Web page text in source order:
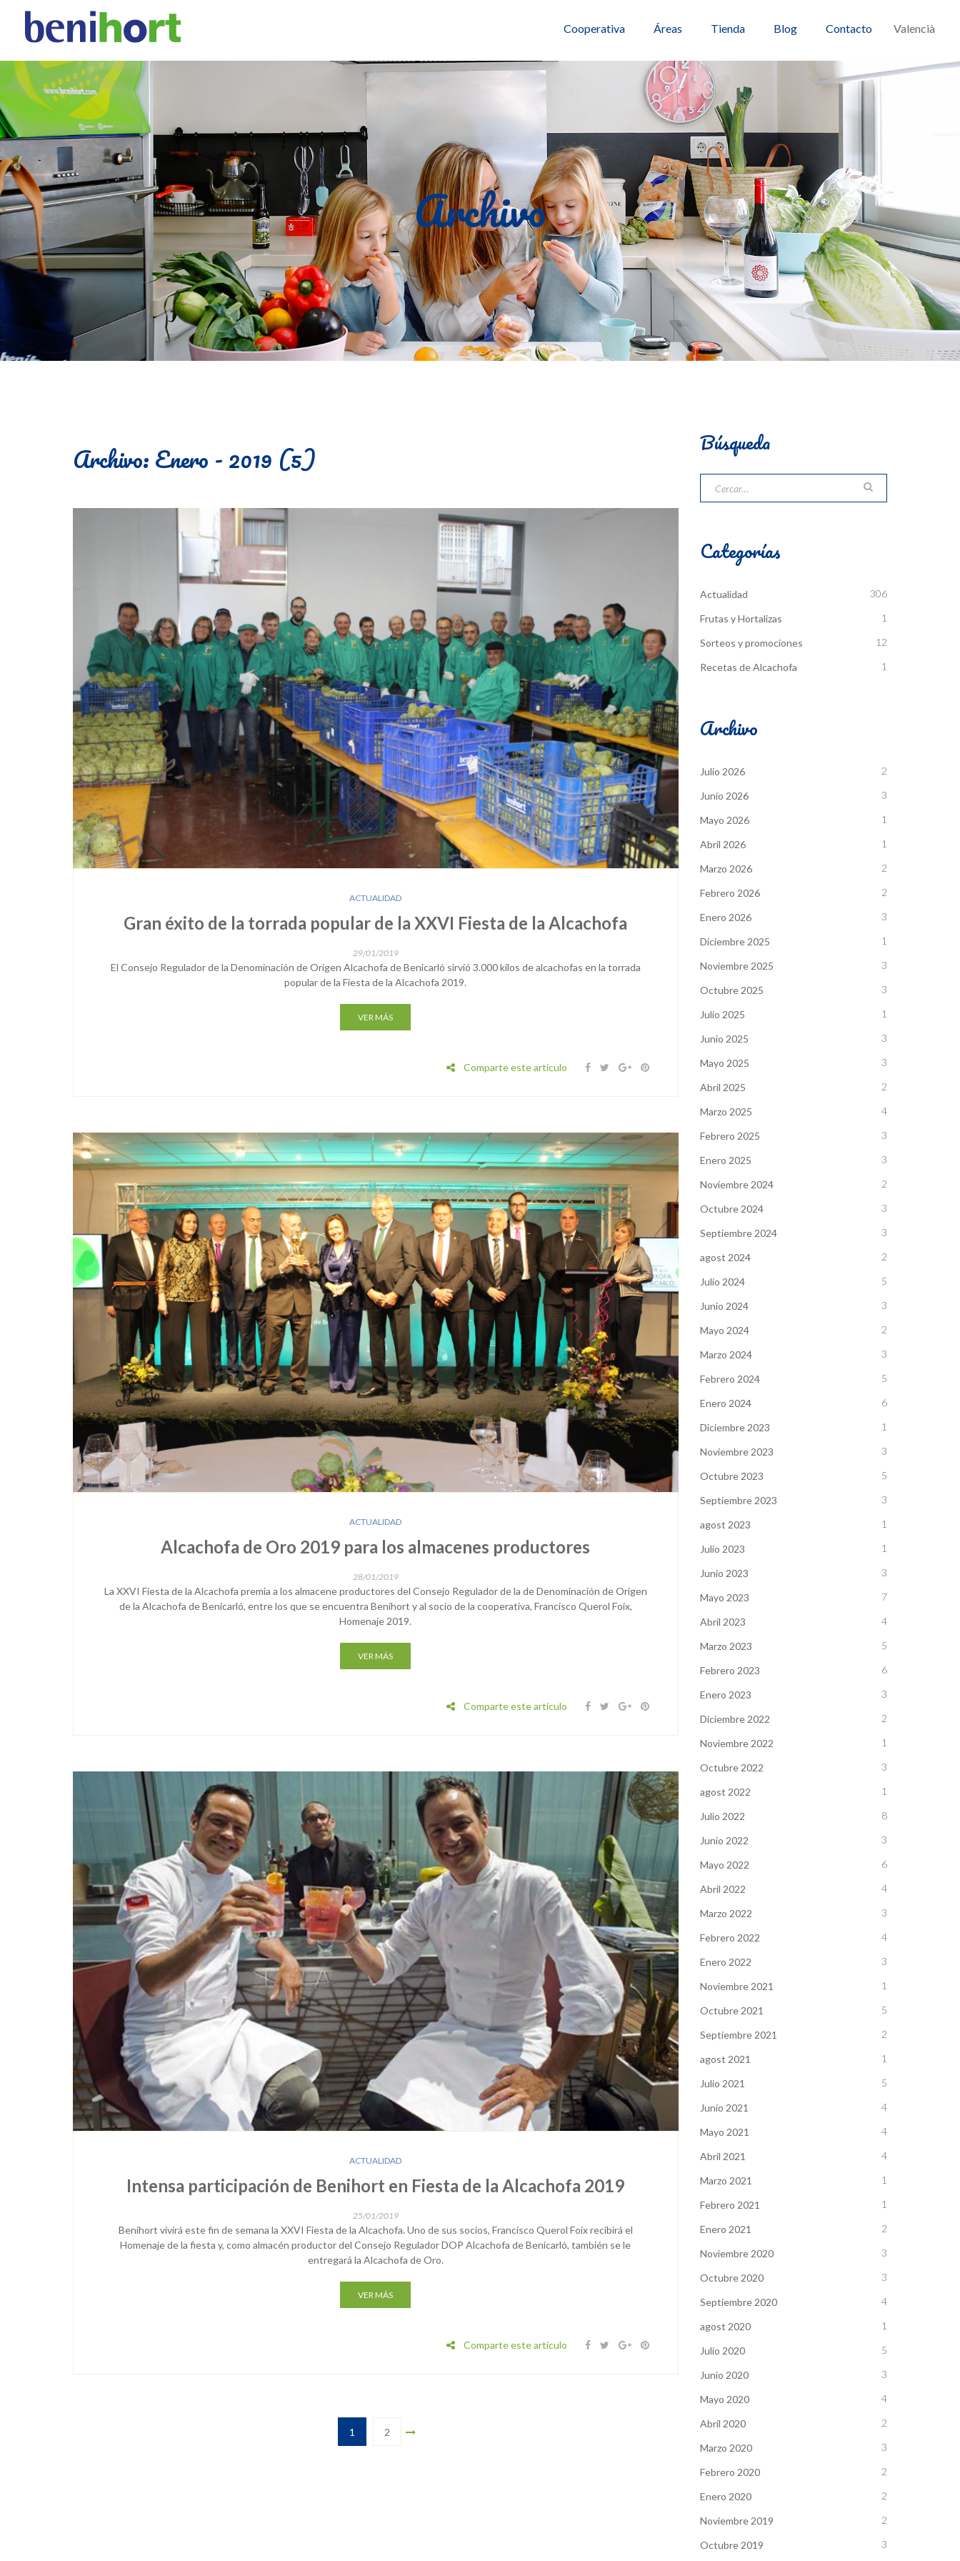
Valencià
Cooperativa Áreas Tienda Blog Contacto
Archivo
Archivo: Enero - 2019 (5)
ACTUALIDAD
Gran éxito de la torrada popular de la XXVI Fiesta de la Alcachofa
29/01/2019
El Consejo Regulador de la Denominación de Origen Alcachofa de Benicarló sirvió 3.000 kilos de alcachofas en la torrada
popular de la Fiesta de la Alcachofa 2019.
VER MÁS
Comparte este artículo
ACTUALIDAD
Alcachofa de Oro 2019 para los almacenes productores
28/01/2019
La XXVI Fiesta de la Alcachofa premia a los almacene productores del Consejo Regulador de la de Denominación de Origen
de la Alcachofa de Benicarló, entre los que se encuentra Benihort y al socio de la cooperativa, Francisco Querol Foix,
Homenaje 2019.
VER MÁS
Comparte este artículo
ACTUALIDAD
Intensa participación de Benihort en Fiesta de la Alcachofa 2019
25/01/2019
Benihort vivirá este fin de semana la XXVI Fiesta de la Alcachofa. Uno de sus socios, Francisco Querol Foix recibirá el
Homenaje de la fiesta y, como almacén productor del Consejo Regulador DOP Alcachofa de Benicarló, también se le
entregará la Alcachofa de Oro.
VER MÁS
Comparte este artículo
1 2
Búsqueda
Categorías
Actualidad 306
Frutas y Hortalizas 1
Sorteos y promociones 12
Recetas de Alcachofa 1
Archivo
Julio 2026 2
Junio 2026 3
Mayo 2026 1
Abril 2026 1
Marzo 2026 2
Febrero 2026 2
Enero 2026 3
Diciembre 2025 1
Noviembre 2025 3
Octubre 2025 3
Julio 2025 1
Junio 2025 3
Mayo 2025 3
Abril 2025 2
Marzo 2025 4
Febrero 2025 3
Enero 2025 3
Noviembre 2024 2
Octubre 2024 3
Septiembre 2024 3
agost 2024 2
Julio 2024 5
Junio 2024 3
Mayo 2024 2
Marzo 2024 3
Febrero 2024 5
Enero 2024 6
Diciembre 2023 1
Noviembre 2023 3
Octubre 2023 5
Septiembre 2023 3
agost 2023 1
Julio 2023 1
Junio 2023 3
Mayo 2023 7
Abril 2023 4
Marzo 2023 5
Febrero 2023 6
Enero 2023 3
Diciembre 2022 2
Noviembre 2022 1
Octubre 2022 3
agost 2022 1
Julio 2022 8
Junio 2022 3
Mayo 2022 6
Abril 2022 4
Marzo 2022 3
Febrero 2022 4
Enero 2022 3
Noviembre 2021 1
Octubre 2021 5
Septiembre 2021 2
agost 2021 1
Julio 2021 5
Junio 2021 4
Mayo 2021 4
Abril 2021 4
Marzo 2021 1
Febrero 2021 1
Enero 2021 2
Noviembre 2020 3
Octubre 2020 3
Septiembre 2020 4
agost 2020 1
Julio 2020 5
Junio 2020 3
Mayo 2020 4
Abril 2020 2
Marzo 2020 3
Febrero 2020 2
Enero 2020 2
Noviembre 2019 2
Octubre 2019 3